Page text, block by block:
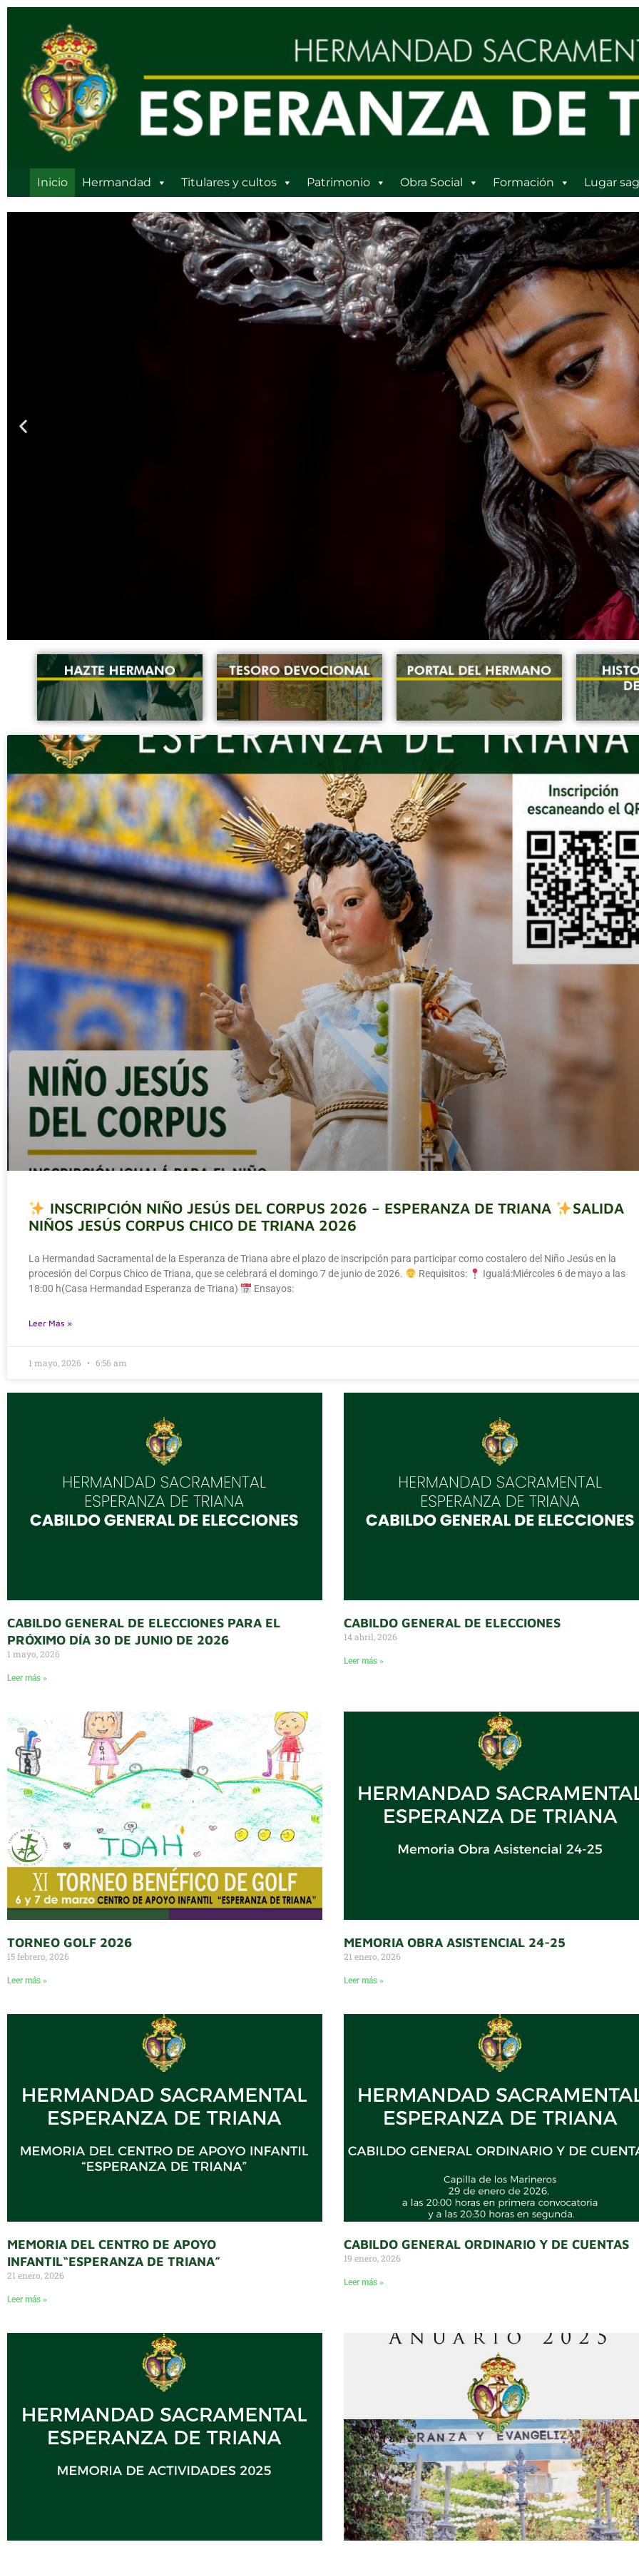
contenido
Inicio Hermandad Titulares y cultos Patrimonio Obra Social Formación Lugar
INSCRIPCIÓN NIÑO JESÚS DEL CORPUS 2026 – ESPERANZA DE TRIANA
SALIDA
NIÑOS JESÚS CORPUS CHICO DE TRIANA 2026
La Hermandad Sacramental de la Esperanza de Triana abre el plazo de inscripción para participar como costalero del Niño Jesús en la
procesión del Corpus Chico de Triana, que se celebrará el domingo 7 de junio de 2026.
Requisitos:
Igualá:Miércoles 6 de mayo a las
18:00 h(Casa Hermandad Esperanza de Triana)
Ensayos:
Leer Más »
1 mayo, 2026 6:56 am
CABILDO GENERAL DE ELECCIONES PARA EL
PRÓXIMO DÍA 30 DE JUNIO DE 2026
1 mayo, 2026
Leer más »
CABILDO GENERAL DE ELECCIONES
14 abril, 2026
Leer más »
TORNEO GOLF 2026
15 febrero, 2026
Leer más »
MEMORIA OBRA ASISTENCIAL 24-25
21 enero, 2026
Leer más »
MEMORIA DEL CENTRO DE APOYO
INFANTIL“ESPERANZA DE TRIANA”
21 enero, 2026
Leer más »
CABILDO GENERAL ORDINARIO Y DE CUENTAS
19 enero, 2026
Leer más »